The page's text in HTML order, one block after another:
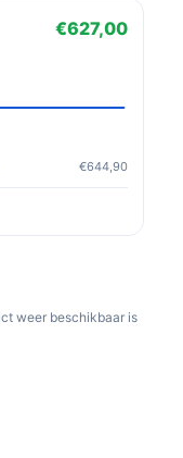
€627,00
€644,90
weer beschikbaar is